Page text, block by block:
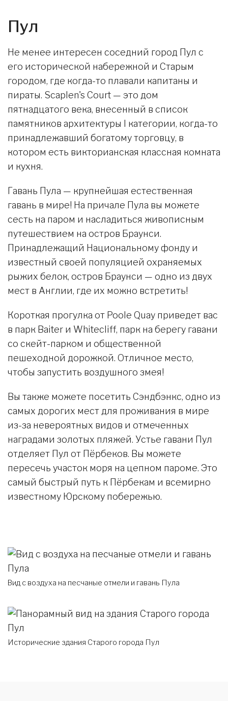
Пул
Не менее интересен соседний город Пул с
его исторической набережной и Старым
городом, где когда-то плавали капитаны и
пираты. Scaplen's Court — это дом
пятнадцатого века, внесенный в список
памятников архитектуры I категории, когда-то
принадлежавший богатому торговцу, в
котором есть викторианская классная комната
и кухня.
Гавань Пула — крупнейшая естественная
гавань в мире! На причале Пула вы можете
сесть на паром и насладиться живописным
путешествием на остров Браунси.
Принадлежащий Национальному фонду и
известный своей популяцией охраняемых
рыжих белок, остров Браунси — одно из двух
мест в Англии, где их можно встретить!
Короткая прогулка от Poole Quay приведет вас
в парк Baiter и Whitecliff, парк на берегу гавани
со скейт-парком и общественной
пешеходной дорожкой. Отличное место,
чтобы запустить воздушного змея!
Вы также можете посетить Сэндбэнкс, одно из
самых дорогих мест для проживания в мире
из-за невероятных видов и отмеченных
наградами золотых пляжей. Устье гавани Пул
отделяет Пул от Пёрбеков. Вы можете
пересечь участок моря на цепном пароме. Это
самый быстрый путь к Пёрбекам и всемирно
известному Юрскому побережью.
Вид с воздуха на песчаные отмели и гавань Пула
Исторические здания Старого города Пул